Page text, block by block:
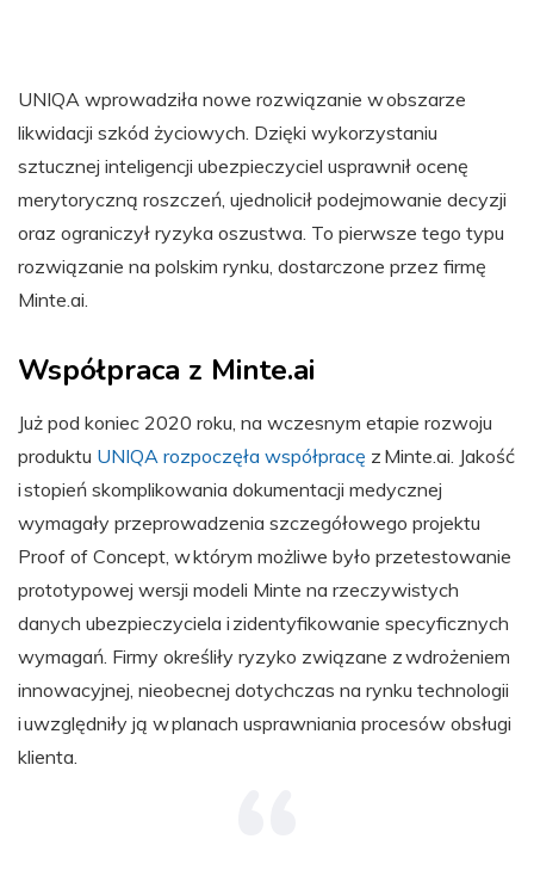
UNIQA wprowadziła nowe rozwiązanie w obszarze
likwidacji szkód życiowych. Dzięki wykorzystaniu
sztucznej inteligencji ubezpieczyciel usprawnił ocenę
merytoryczną roszczeń, ujednolicił podejmowanie decyzji
oraz ograniczył ryzyka oszustwa. To pierwsze tego typu
rozwiązanie na polskim rynku, dostarczone przez firmę
Minte.ai.
Współpraca z Minte.ai
Już pod koniec 2020 roku, na wczesnym etapie rozwoju
produktu UNIQA rozpoczęła współpracę z Minte.ai. Jakość
i stopień skomplikowania dokumentacji medycznej
wymagały przeprowadzenia szczegółowego projektu
Proof of Concept, w którym możliwe było przetestowanie
prototypowej wersji modeli Minte na rzeczywistych
danych ubezpieczyciela i zidentyfikowanie specyficznych
wymagań. Firmy określiły ryzyko związane z wdrożeniem
innowacyjnej, nieobecnej dotychczas na rynku technologii
i uwzględniły ją w planach usprawniania procesów obsługi
klienta.